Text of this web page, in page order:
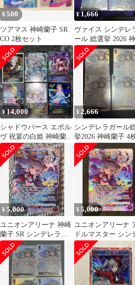
¥500
ツアマス 神崎蘭子 SR
CO 2枚セット
¥ 1,666
ヴァイス シンデレ
ール 総選挙 2026 神
蘭子 サイン 4枚セッ
¥14,000
シャドウバース エボル
ヴ 祝宴の白姫 神崎蘭子
SP サイン おまけ付き
¥ 2,666
シンデレラガール
挙2026 神崎蘭子 4枚
ット
¥5,000
ユニオンアリーナ 神崎
蘭子 SR シンデレラガ
ールズ
¥5,000
ユニオンアリーナ
ドルマスター シン
ラガールズ 神崎
子 SR★